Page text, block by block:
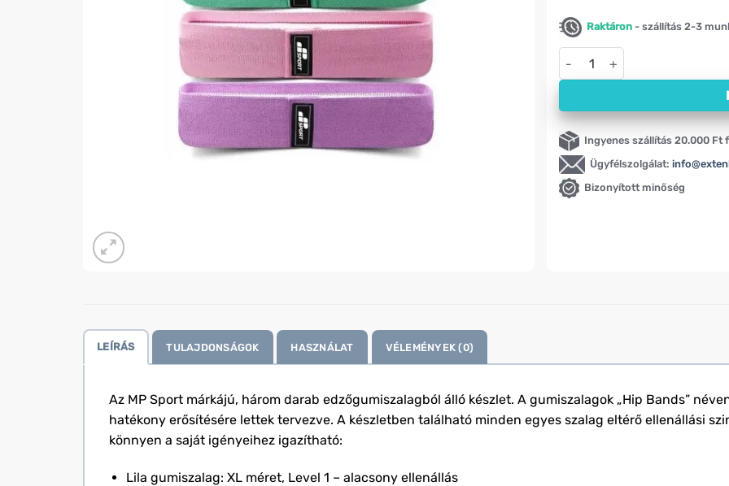
Raktáron - szállítás 2-3
3 edzőgumiszalag, LVL1-
Ingyenes szállítás 20.000 Ft
Ügyfélszolgálat:
Bizonyított minőség
LEÍRÁS TULAJDONSÁGOK HASZNÁLAT VÉLEMÉNYEK (0)
Az MP Sport márkájú, három darab edzőgumiszalagból álló készlet. A gumiszalagok „Hip Bands”
hatékony erősítésére lettek tervezve. A készletben található minden egyes szalag eltérő ellenállási
könnyen a saját igényeihez igazítható:
Lila gumiszalag: XL méret, Level 1 – alacsony ellenállás